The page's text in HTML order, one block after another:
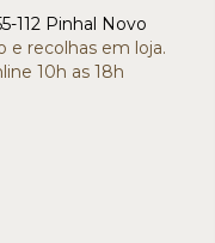
112 Pinhal Novo
e recolhas em loja.
10h as 18h